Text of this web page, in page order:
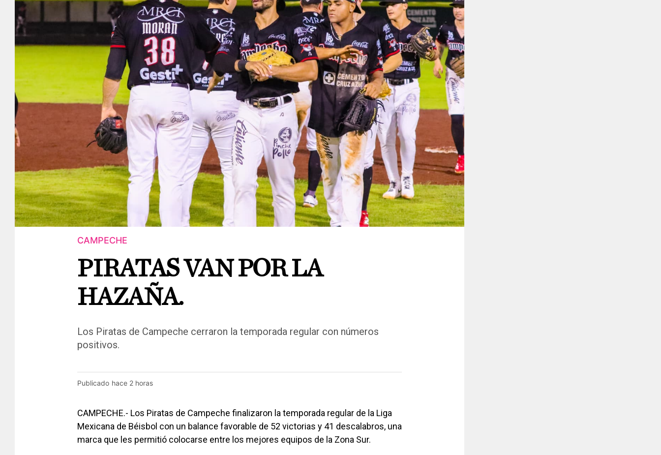
CAMPECHE
PIRATAS VAN POR LA
HAZAÑA.
Los Piratas de Campeche cerraron la temporada regular con números
positivos.
Publicado hace 2 horas
CAMPECHE.- Los Piratas de Campeche finalizaron la temporada regular de la Liga
Mexicana de Béisbol con un balance favorable de 52 victorias y 41 descalabros, una
marca que les permitió colocarse entre los mejores equipos de la Zona Sur.